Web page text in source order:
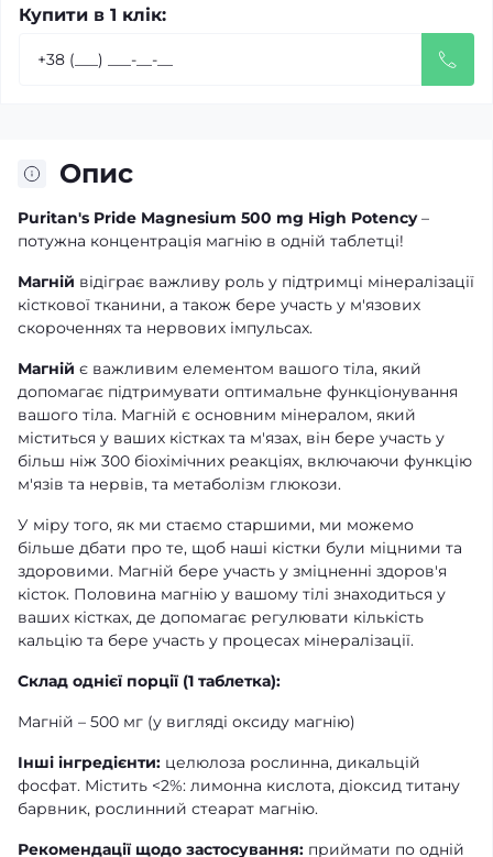
Купити в 1 клік:
Опис
Puritan's Pride Magnesium 500 mg High Potency–
потужна концентрація магнію в одній таблетці!
Магній відіграє важливу роль у підтримці мінералізації
кісткової тканини, а також бере участь у м'язових
скороченнях та нервових імпульсах.
Магній є важливим елементом вашого тіла, який
допомагає підтримувати оптимальне функціонування
вашого тіла. Магній є основним мінералом, який
міститься у ваших кістках та м'язах, він бере участь у
більш ніж 300 біохімічних реакціях, включаючи функцію
м'язів та нервів, та метаболізм глюкози.
У міру того, як ми стаємо старшими, ми можемо
більше дбати про те, щоб наші кістки були міцними та
здоровими. Магній бере участь у зміцненні здоров'я
кісток. Половина магнію у вашому тілі знаходиться у
ваших кістках, де допомагає регулювати кількість
кальцію та бере участь у процесах мінералізації.
Склад однієї порції (1 таблетка):
Магній – 500 мг (у вигляді оксиду магнію)
Інші інгредієнти: целюлоза рослинна, дикальцій
фосфат. Містить <2%: лимонна кислота, діоксид титану
барвник, рослинний стеарат магнію.
Рекомендації щодо застосування: приймати по одній